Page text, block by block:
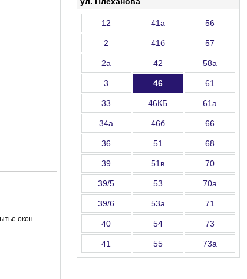
окон.
12 41а 56
2 41б 57
2а 42 58а
3 46 61
33 46КБ 61а
34а 46б 66
36 51 68
39 51в 70
39/5 53 70а
39/6 53а 71
40 54 73
41 55 73а